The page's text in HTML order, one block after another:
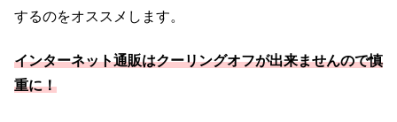
するのをオススメします。
インターネット通販はクーリングオフが出来ませんので慎
重に！